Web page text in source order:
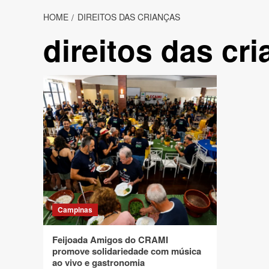
HOME DIREITOS DAS CRIANÇAS
direitos das
Campinas
Feijoada Amigos do CRAMI
promove solidariedade com música
ao vivo e gastronomia